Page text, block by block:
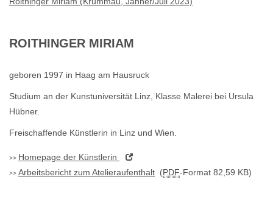
ROITHINGER MIRIAM
geboren 1997 in Haag am Hausruck
Studium an der Kunstuniversität Linz, Klasse Malerei bei Ursula
Hübner.
Freischaffende Künstlerin in Linz und Wien.
Homepage der Künstlerin
Arbeitsbericht zum Atelieraufenthalt (PDF-Format 82,59 KB)